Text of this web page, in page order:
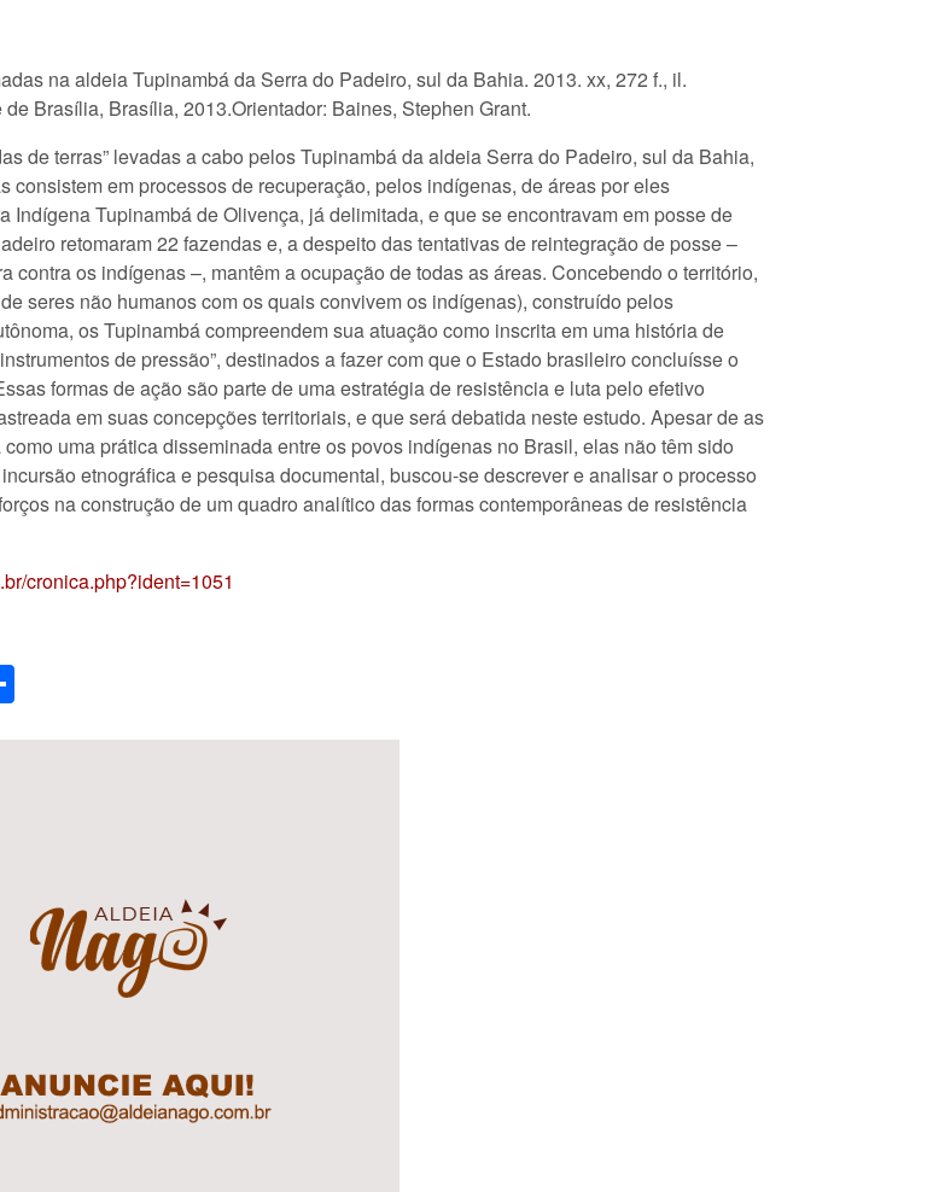
na aldeia Tupinambá da Serra do Padeiro, sul da Bahia. 2013. xx, 272 f., il.
Brasília, Brasília, 2013.Orientador: Baines, Stephen Grant.
de terras” levadas a cabo pelos Tupinambá da aldeia Serra do Padeiro, sul da Bahia,
em processos de recuperação, pelos indígenas, de áreas por eles
Indígena Tupinambá de Olivença, já delimitada, e que se encontravam em posse de
retomaram 22 fazendas e, a despeito das tentativas de reintegração de posse –
os indígenas –, mantêm a ocupação de todas as áreas. Concebendo o território,
seres não humanos com os quais convivem os indígenas), construído pelos
os Tupinambá compreendem sua atuação como inscrita em uma história de
de pressão”, destinados a fazer com que o Estado brasileiro concluísse o
formas de ação são parte de uma estratégia de resistência e luta pelo efetivo
em suas concepções territoriais, e que será debatida neste estudo. Apesar de as
uma prática disseminada entre os povos indígenas no Brasil, elas não têm sido
etnográfica e pesquisa documental, buscou-se descrever e analisar o processo
na construção de um quadro analítico das formas contemporâneas de resistência
cronica.php?ident=1051